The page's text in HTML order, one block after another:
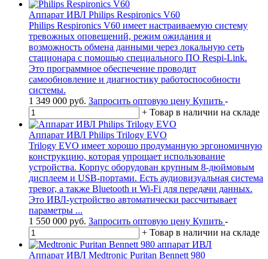
Аппарат ИВЛ Philips Respironics V60
Philips Respironics V60 имеет настраиваемую систему
тревожных оповещений, режим ожидания и
возможность обмена данными через локальную сеть
стационара с помощью специального ПО Respi-Link.
Это программное обеспечение проводит
самообновление и диагностику работоспособности
системы.
1 349 000 руб. Запросить оптовую цену Купить -
+ Товар в наличии на складе
Аппарат ИВЛ Philips Trilogy EVO
Trilogy EVO имеет хорошо продуманную эргономичную
конструкцию, которая упрощает использование
устройства. Корпус оборудован крупным 8-дюймовым
дисплеем и USB-портами. Есть аудиовизуальная система
тревог, а также Bluetooth и Wi-Fi для передачи данных.
Это ИВЛ-устройство автоматически рассчитывает
параметры ...
1 550 000 руб. Запросить оптовую цену Купить -
+ Товар в наличии на складе
Аппарат ИВЛ Medtronic Puritan Bennett 980